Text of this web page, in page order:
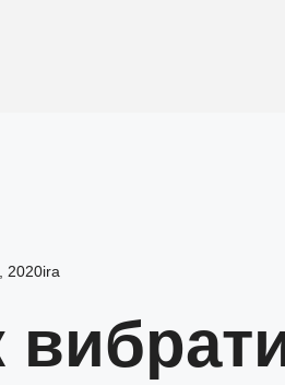
2020ira